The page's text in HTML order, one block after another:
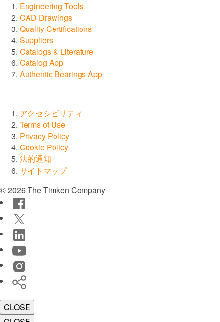
発電と再生可能エネルギー
Engineering Tools
CAD Drawings
Quality Certifications
Suppliers
Catalogs & Literature
Catalog App
Authentic Bearings App
アクセシビリティ
Terms of Use
Privacy Policy
Cookie Policy
法的通知
サイトマップ
© 2026 The Timken Company
Facebook
Twitter
LinkedIn
YouTube
Instagram
Timken
World
CLOSE